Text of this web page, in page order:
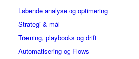
Løbende analyse og optimering
Strategi & mål
Træning, playbooks og drift
Automatisering og Flows